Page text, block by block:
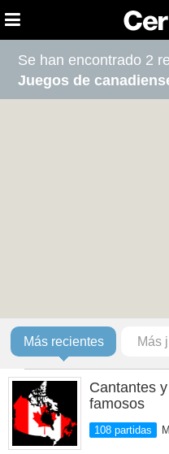
Se han encontrado 2
Juegos de
Más recientes Más
Cantantes
famosos
108 partidas